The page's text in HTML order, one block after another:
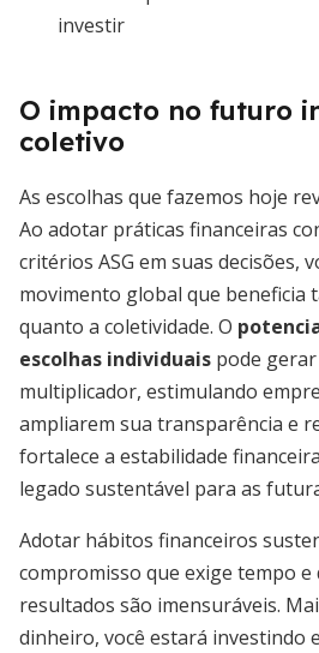
investir
O impacto no futuro
coletivo
As escolhas que fazemos hoje
Ao adotar práticas financeiras
critérios ASG em suas decisões,
movimento global que beneficia
quanto a coletividade. O
escolhas individuais pode
multiplicador, estimulando
ampliarem sua transparência e
fortalece a estabilidade
legado sustentável para as
Adotar hábitos financeiros
compromisso que exige tempo e
resultados são imensuráveis.
dinheiro, você estará investindo